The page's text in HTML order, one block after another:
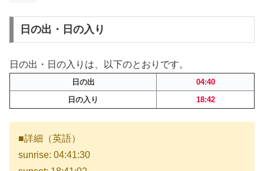
日の出・日の入り
日の出・日の入りは、以下のとおりです。
日の出
04:40
日の入り
18:42
■詳細（英語）
sunrise: 04:41:30